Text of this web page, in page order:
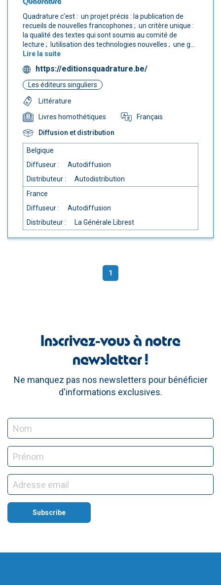
Quadrature c'est :  un projet précis : la publication de
recueils de nouvelles francophones ;  un critère unique :
la qualité des textes qui sont soumis au comité de
lecture ;  lutilisation des technologies nouvelles ;  une g...
Lire la suite
https://editionsquadrature.be/
Les éditeurs singuliers
Littérature
Livres homothétiques
Français
Diffusion et distribution
Belgique
Diffuseur :
Autodiffusion
Distributeur :
Autodistribution
France
Diffuseur :
Autodiffusion
Distributeur :
La Générale Librest
1(current)
Inscrivez-vous à notre
newsletter !
Ne manquez pas nos newsletters pour bénéficier
d'informations exclusives.